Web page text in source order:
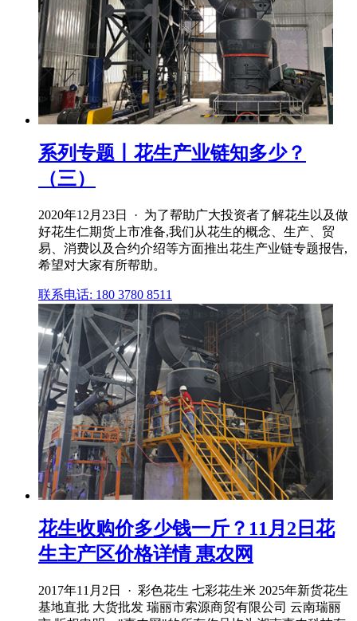
系列专题丨花生产业链知多少？
（三）
2020年12月23日 · 为了帮助广大投资者了解花生以及做
好花生仁期货上市准备,我们从花生的概念、生产、贸
易、消费以及合约介绍等方面推出花生产业链专题报告,
希望对大家有所帮助。
联系电话: 180 3780 8511
花生收购价多少钱一斤？11月2日花
生主产区价格详情 惠农网
2017年11月2日 · 彩色花生 七彩花生米 2025年新货花生
基地直批 大货批发 瑞丽市索源商贸有限公司 云南瑞丽